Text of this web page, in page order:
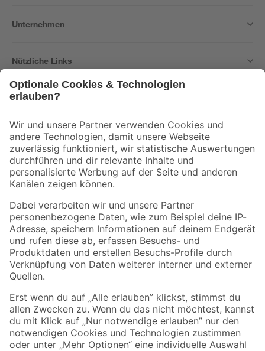
Unternehmen
Nützliche Links
Der toom Newsletter: Keine Angebote und Aktionen mehr verpassen!
Zur Newsletter Anmeldung
Folge uns
Zahlungsarten Versandarten
Sicher einkaufen
Jetzt die toom-App herunterladen